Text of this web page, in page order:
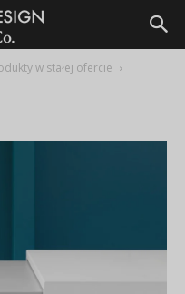
w stałej ofercie